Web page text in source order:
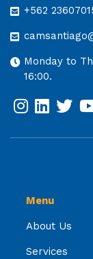
+562
Monday to
16:00.
Menu
About Us
Services